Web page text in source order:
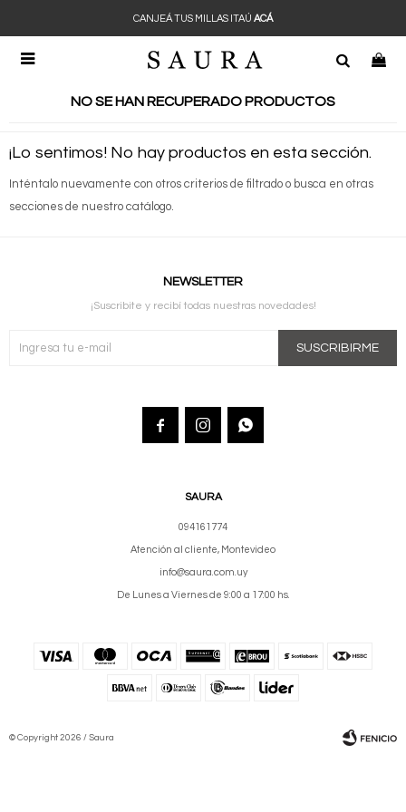

CANJEÁ TUS MILLAS ITAÚACÁ
NO SE HAN RECUPERADO PRODUCTOS
¡Lo sentimos! No hay productos en esta sección.
Inténtalo nuevamente con otros criterios de filtrado o busca en otras
secciones de nuestro catálogo.
SAURA
094161774
Atención al cliente, Montevideo
info@saura.com.uy
De Lunes a Viernes de 9:00 a 17:00 hs.
NEWSLETTER
¡Suscribite y recibí todas nuestras novedades!
SUSCRIBIRME
  
© Copyright 2026 / Saura